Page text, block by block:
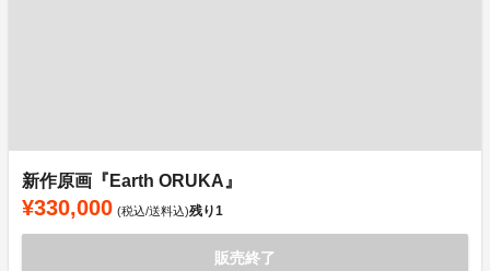
新作原画『Earth ORUKA』
¥330,000 (税込/送料込)残り1
販売終了